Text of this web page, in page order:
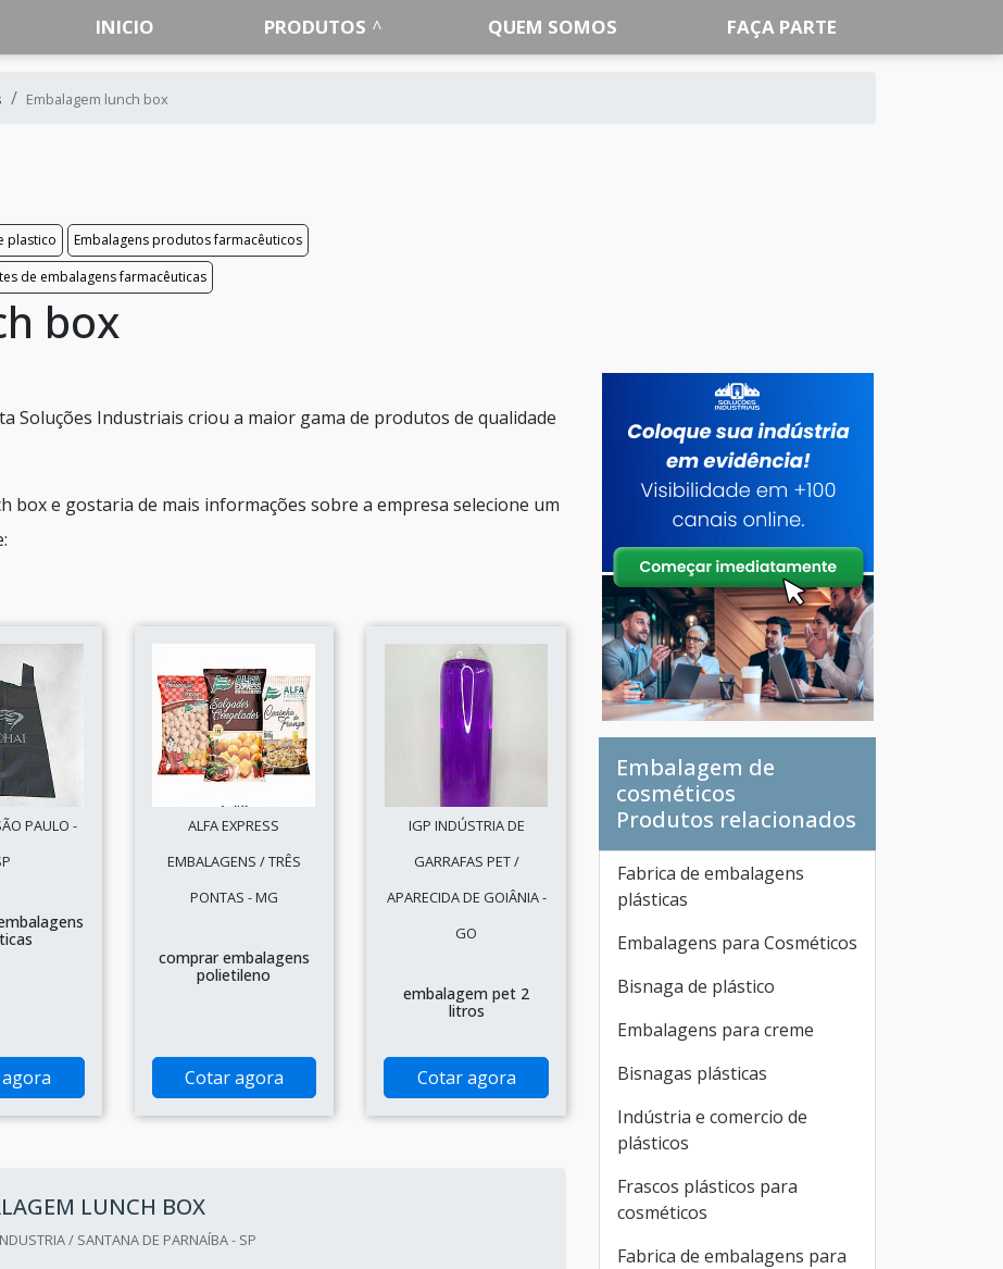
INICIO PRODUTOS QUEM SOMOS FAÇA PARTE
Embalagem lunch box
plastico
Embalagens produtos farmacêuticos
de embalagens farmacêuticas
box
Soluções Industriais criou a maior gama de produtos de qualidade
box e gostaria de mais informações sobre a empresa selecione um
PAULO -
ALFA EXPRESS
EMBALAGENS / TRÊS
PONTAS - MG
comprar embalagens
polietileno
Cotar agora
IGP INDÚSTRIA DE
GARRAFAS PET /
APARECIDA DE GOIÂNIA -
GO
embalagem pet 2
litros
Cotar agora
LUNCH BOX
/ SANTANA DE PARNAÍBA - SP
Embalagem de
cosméticos
Produtos relacionados
Fabrica de embalagens
plásticas
Embalagens para Cosméticos
Bisnaga de plástico
Embalagens para creme
Bisnagas plásticas
Indústria e comercio de
plásticos
Frascos plásticos para
cosméticos
Fabrica de embalagens para